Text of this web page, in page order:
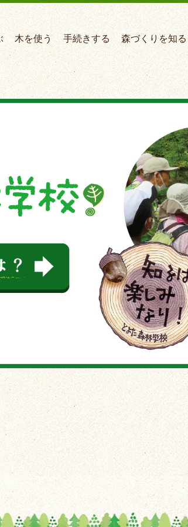
木を使う 手続きする 森づくりを知る